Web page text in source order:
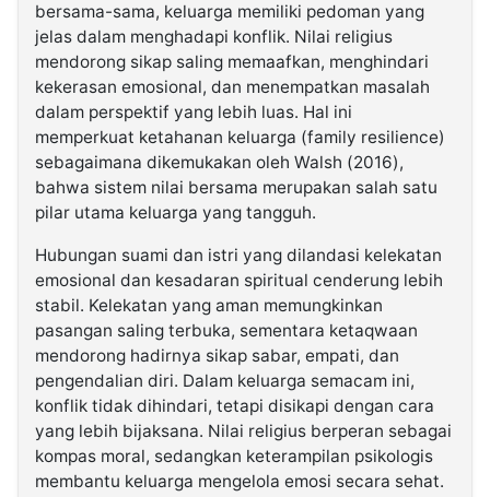
bersama-sama, keluarga memiliki pedoman yang
jelas dalam menghadapi konflik. Nilai religius
mendorong sikap saling memaafkan, menghindari
kekerasan emosional, dan menempatkan masalah
dalam perspektif yang lebih luas. Hal ini
memperkuat ketahanan keluarga (family resilience)
sebagaimana dikemukakan oleh Walsh (2016),
bahwa sistem nilai bersama merupakan salah satu
pilar utama keluarga yang tangguh.
Hubungan suami dan istri yang dilandasi kelekatan
emosional dan kesadaran spiritual cenderung lebih
stabil. Kelekatan yang aman memungkinkan
pasangan saling terbuka, sementara ketaqwaan
mendorong hadirnya sikap sabar, empati, dan
pengendalian diri. Dalam keluarga semacam ini,
konflik tidak dihindari, tetapi disikapi dengan cara
yang lebih bijaksana. Nilai religius berperan sebagai
kompas moral, sedangkan keterampilan psikologis
membantu keluarga mengelola emosi secara sehat.